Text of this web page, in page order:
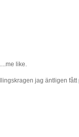
like.
jag äntligen